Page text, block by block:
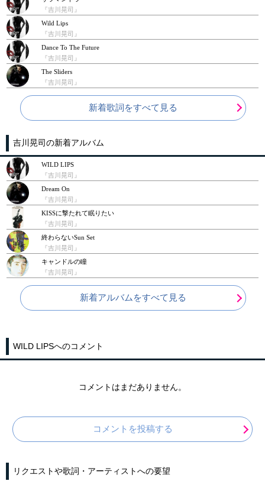
『吉川晃司』
Wild Lips
『吉川晃司』
Dance To The Future
『吉川晃司』
The Sliders
『吉川晃司』
新着歌詞をすべて見る
吉川晃司の新着アルバム
WILD LIPS
『吉川晃司』
Dream On
『吉川晃司』
KISSに撃たれて眠りたい
『吉川晃司』
終わらないSun Set
『吉川晃司』
キャンドルの瞳
『吉川晃司』
新着アルバムをすべて見る
WILD LIPSへのコメント
コメントはまだありません。
コメントを投稿する
リクエストや歌詞・アーティストへの要望